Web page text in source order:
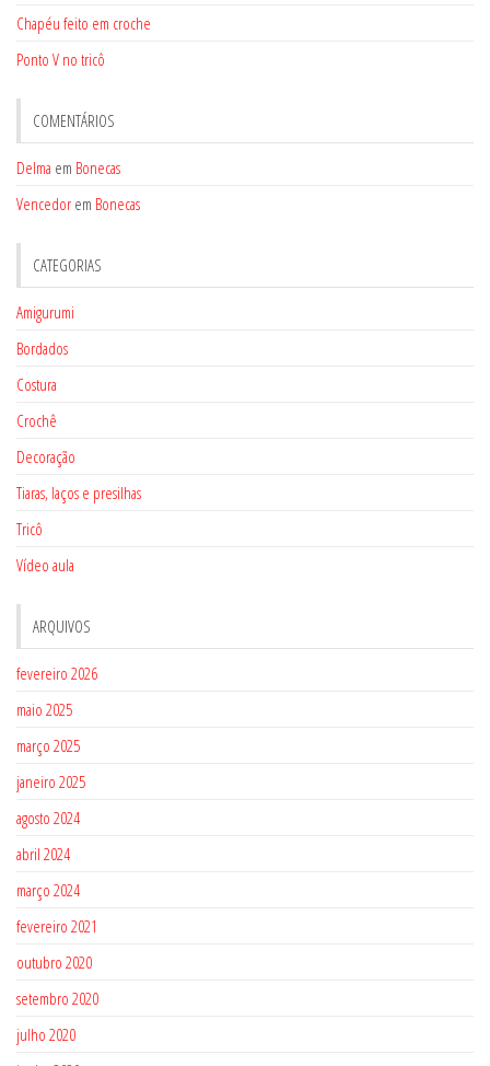
Chapéu feito em croche
Ponto V no tricô
COMENTÁRIOS
Delma em Bonecas
Vencedor em Bonecas
CATEGORIAS
Amigurumi
Bordados
Costura
Crochê
Decoração
Tiaras, laços e presilhas
Tricô
Vídeo aula
ARQUIVOS
fevereiro 2026
maio 2025
março 2025
janeiro 2025
agosto 2024
abril 2024
março 2024
fevereiro 2021
outubro 2020
setembro 2020
julho 2020